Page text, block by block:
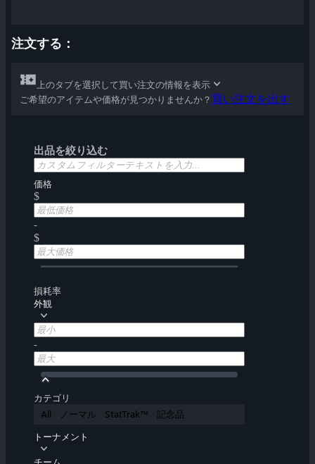
注文する：
上のタブを選択して買い注文の情報を表示
ご希望のアイテムや価格が見つかりませんか？ 買い注文を出す
出品を絞り込む
価格
$
-
$
損耗率
外観
-
カテゴリ
All ノーマル StatTrak™ 記念品
トーナメント